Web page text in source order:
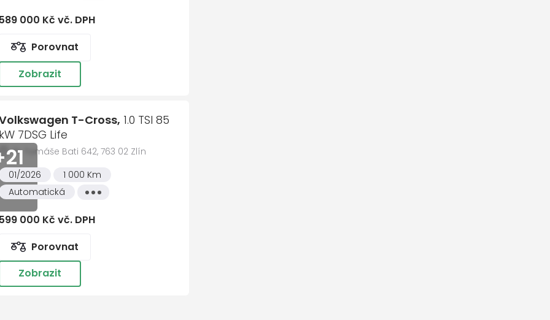
jízdy v jízdním pruhu
dvouzónová
mobilního telefonu
589 000 Kč vč. DPH
Porovnat
Zobrazit
T-Cross, 1.0 TSI 85
kW 7DSG Life
Tř. Tomáše Bati 642, 763 02 Zlín
01/2026
1 000 Km
Automatická
Všechny
599 000 Kč vč. DPH
Porovnat
Zobrazit